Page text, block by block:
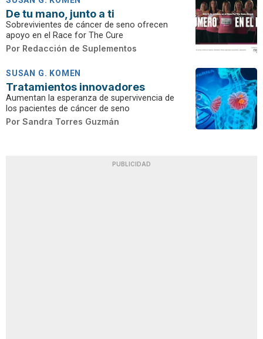
De tu mano, junto a ti
Sobrevivientes de cáncer de seno ofrecen
apoyo en el Race for The Cure
Por Redacción de Suplementos
SUSAN G. KOMEN
Tratamientos innovadores
Aumentan la esperanza de supervivencia de
los pacientes de cáncer de seno
Por Sandra Torres Guzmán
PUBLICIDAD